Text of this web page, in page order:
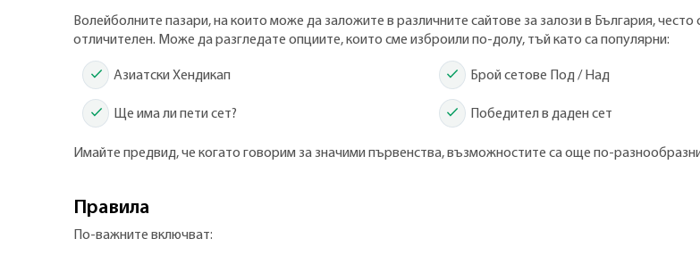
Волейболните пазари, на които може да заложите в различните сайтове за залози в България,
отличителен. Може да разгледате опциите, които сме изброили по-долу, тъй като са популярни:
Азиатски Хендикап
Ще има ли пети сет?
Брой сетове Под / Над
Победител в даден сет
Имайте предвид, че когато говорим за значими първенства, възможностите са още по-
Правила
По-важните включват: